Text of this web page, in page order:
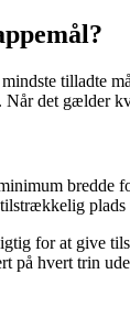
tilladte
det gælder
bredde
for at give
på hvert trin